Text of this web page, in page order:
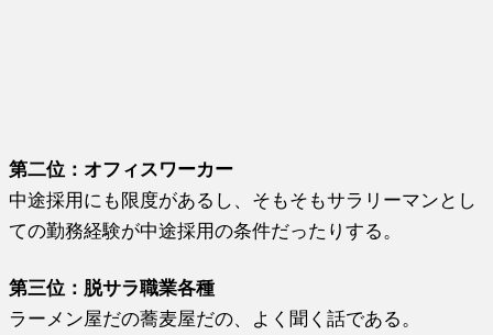
第二位：オフィスワーカー
中途採用にも限度があるし、そもそもサラリーマンとし
ての勤務経験が中途採用の条件だったりする。
第三位：脱サラ職業各種
ラーメン屋だの蕎麦屋だの、よく聞く話である。